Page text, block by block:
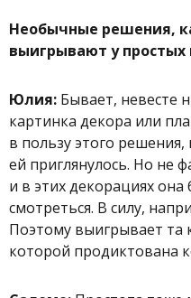
Необычные решения,
выигрывают у простых
Юлия: Бывает, невесте
картинка декора или
в пользу этого
ей приглянулось. Но не
и в этих декорациях
смотреться. В силу,
Поэтому выигрывает та
которой продиктована